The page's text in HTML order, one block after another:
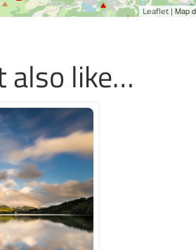
Leaflet| Map
also like…